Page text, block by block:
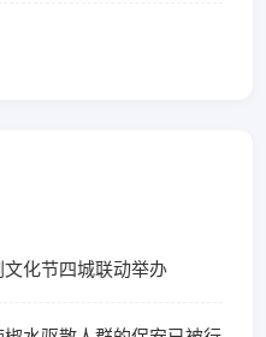
化节四城联动举办